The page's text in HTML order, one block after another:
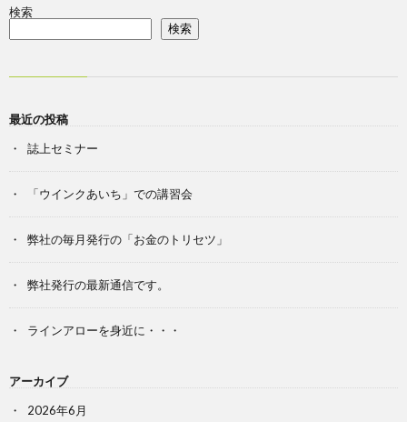
検索
検索
最近の投稿
誌上セミナー
「ウインクあいち」での講習会
弊社の毎月発行の「お金のトリセツ」
弊社発行の最新通信です。
ラインアローを身近に・・・
アーカイブ
2026年6月